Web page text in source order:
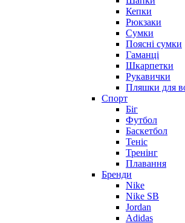
Кепки
Рюкзаки
Сумки
Поясні сумки
Гаманці
Шкарпетки
Рукавички
Пляшки для
Спорт
Біг
Футбол
Баскетбол
Теніс
Тренінг
Плавання
Бренди
Nike
Nike SB
Jordan
Adidas